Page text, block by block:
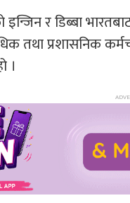
र डिब्बा
तथा प्रशासनिक
।